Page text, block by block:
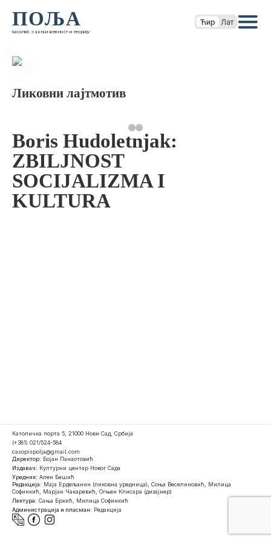
ПОЉА
часопис за књижевност и теорију
Ћир Лат
Ликовни лајтмотив
Boris Hudoletnjak:
ZBILJNOST
SOCIJALIZMA I
KULTURA
Католичка порта 5, 21000 Нови Сад, Србија
(+381) 021/524-584
casopispolja@gmail.com
Директор: Бојан Панаотовић
Издавач: Културни центар Новог Сада
Уредник: Ален Бешић
Редакција: Маја Ердељанин (ликовна уредница), Соња Веселиновић, Милица
Софинкић, Марјан Чакаревић, Огњен Клисара (дизајнер)
Лектура: Сања Бркић, Милица Софинкић
Администрација и пласман: Редакција